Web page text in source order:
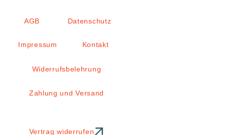
AGB Datenschutz
Impressum Kontakt
Widerrufsbelehrung
Zahlung und Versand
Vertrag widerrufen